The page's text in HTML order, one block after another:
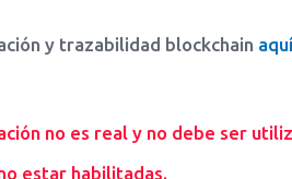
y trazabilidad blockchain aquí
no es real y no debe ser
estar habilitadas.